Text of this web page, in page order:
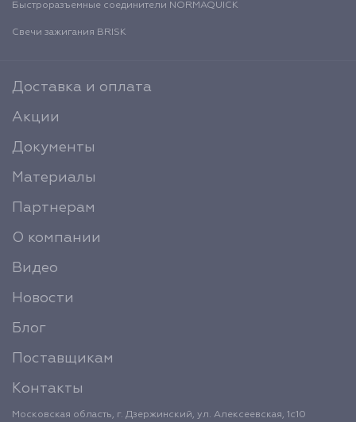
Быстроразъемные соединители NORMAQUICK
Свечи зажигания BRISK
Доставка и оплата
Акции
Документы
Материалы
Партнерам
О компании
Видео
Новости
Блог
Поставщикам
Контакты
Московская область, г. Дзержинский, ул. Алексеевская, 1с10